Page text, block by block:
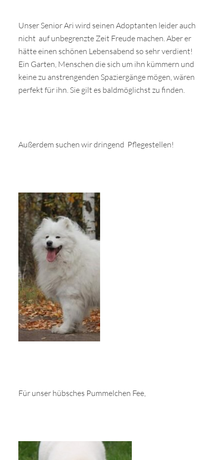
Unser Senior Ari wird seinen Adoptanten leider auch
nicht auf unbegrenzte Zeit Freude machen. Aber er
hätte einen schönen Lebensabend so sehr verdient!
Ein Garten, Menschen die sich um ihn kümmern und
keine zu anstrengenden Spaziergänge mögen, wären
perfekt für ihn. Sie gilt es baldmöglichst zu finden.
Außerdem suchen wir dringend Pflegestellen!
Für unser hübsches Pummelchen Fee,